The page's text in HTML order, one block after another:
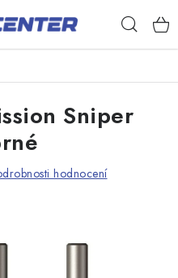
Sniper
hodnocení